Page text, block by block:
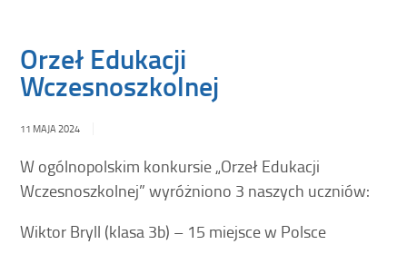
Orzeł Edukacji
Wczesnoszkolnej
11 MAJA 2024
W ogólnopolskim konkursie „Orzeł Edukacji
Wczesnoszkolnej” wyróżniono 3 naszych uczniów:
Wiktor Bryll (klasa 3b) – 15 miejsce w Polsce